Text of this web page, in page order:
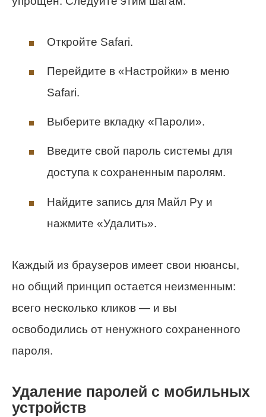
Откройте Safari.
Перейдите в «Настройки» в меню
Safari.
Выберите вкладку «Пароли».
Введите свой пароль системы для
доступа к сохраненным паролям.
Найдите запись для Майл Ру и
нажмите «Удалить».
Каждый из браузеров имеет свои нюансы,
но общий принцип остается неизменным:
всего несколько кликов — и вы
освободились от ненужного сохраненного
пароля.
Удаление паролей с мобильных
устройств